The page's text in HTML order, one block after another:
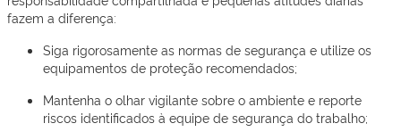
fazem a diferença:
Siga rigorosamente as normas de segurança e utilize os
equipamentos de proteção recomendados;
Mantenha o olhar vigilante sobre o ambiente e reporte
riscos identificados à equipe de segurança do trabalho;